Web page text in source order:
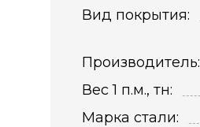
Вид покрытия:
Производитель:
Вес 1 п.м., тн:
Марка стали: